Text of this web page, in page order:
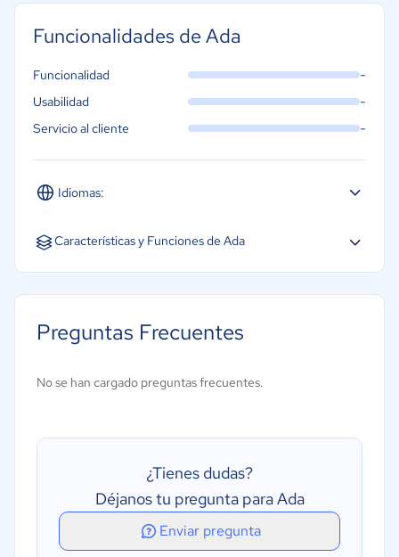
Funcionalidades de Ada
Idiomas:
Español Inglés
Funcionalidad -
Usabilidad -
Servicio al cliente -
Características y Funciones de Ada
Desarrollo sin código
Preguntas Frecuentes
No se han cargado preguntas frecuentes.
¿Tienes dudas?
Déjanos tu pregunta para Ada
Enviar pregunta